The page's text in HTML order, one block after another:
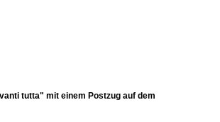
tutta" mit einem Postzug auf dem